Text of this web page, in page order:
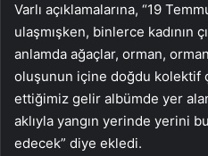
Varlı açıklamalarına, “19
ulaşmışken, binlerce kadının
anlamda ağaçlar, orman,
oluşunun içine doğdu kolektif
ettiğimiz gelir albümde yer
aklıyla yangın yerinde yerini
edecek” diye ekledi.